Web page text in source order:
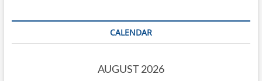
CALENDAR
AUGUST 2026